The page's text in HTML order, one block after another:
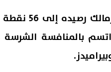
ورفع
بالمنافسة الشرسة